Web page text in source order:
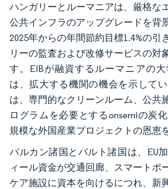
ハンガリーとルーマニアは、厳格な
公共インフラのアップグレードを背
2025年からの年間節約目標1.4%の引
リーの監査および改修サービスの対
す。EIBが融資するルーマニアの
は、拡大する機関の機会を示して
は、専門的なクリーンルーム、公共
ログラムを必要とするonsemiの炭
規模な外国産業プロジェクトの恩恵
バルカン諸国とバルト諸国は、EU
ィール資金が交通回廊、スマートポ
ケア施設に資本を向けるにつれ、新